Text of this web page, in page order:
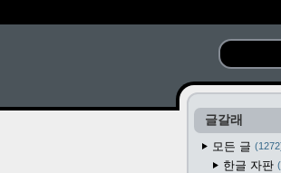
글갈래
모든 글
1272
한글 자판